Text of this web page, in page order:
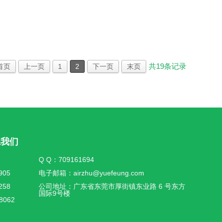
页 上一页 1 2 下一页 末页 共19条记录
们
Q Q：709161694
电子邮箱：airzhu@yuefeung.com
公司地址：广东省东莞市厚街镇东业路 6 号东方
国际9号楼